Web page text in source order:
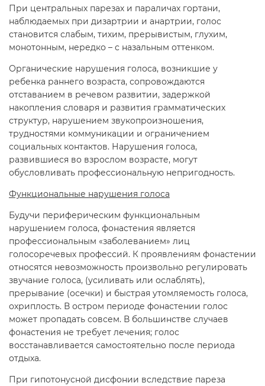
При центральных парезах и параличах гортани,
наблюдаемых при дизартрии и анартрии, голос
становится слабым, тихим, прерывистым, глухим,
монотонным, нередко – с назальным оттенком.
Органические нарушения голоса, возникшие у
ребенка раннего возраста, сопровождаются
отставанием в речевом развитии, задержкой
накопления словаря и развития грамматических
структур, нарушением звукопроизношения,
трудностями коммуникации и ограничением
социальных контактов. Нарушения голоса,
развившиеся во взрослом возрасте, могут
обусловливать профессиональную непригодность.
Функциональные нарушения голоса
Будучи периферическим функциональным
нарушением голоса, фонастения является
профессиональным «заболеванием» лиц
голосоречевых профессий. К проявлениям фонастении
относятся невозможность произвольно регулировать
звучание голоса, (усиливать или ослаблять),
прерывание (осечки) и быстрая утомляемость голоса,
охриплость. В остром периоде фонастении голос
может пропадать совсем. В большинстве случаев
фонастения не требует лечения; голос
восстанавливается самостоятельно после периода
отдыха.
При гипотонусной дисфонии вследствие пареза